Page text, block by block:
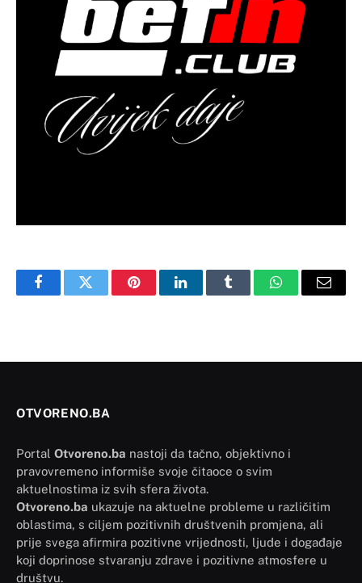
FacebookTwitter PinterestLinkedInTumblr WhatsAppEmail
OTVORENO.BA
Portal Otvoreno.ba nastoji da tačno, objektivno i
pravovremeno informiše svoje čitaoce o svim
aktuelnostima iz svih sfera života.
Otvoreno.ba ukazuje na aktuelne probleme u različitim
oblastima, s ciljem pozitivnih društvenih promjena, ali
prije svega afirmira pozitivne vrijednosti, ljude i događaje
koji doprinose stvaranju zdrave i pozitivne atmosfere u
društvu.